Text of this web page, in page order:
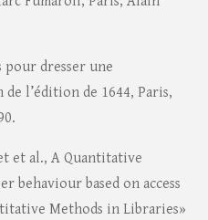
pour dresser une
l’édition de 1644, Paris,
et al., A Quantitative
behaviour based on access
Methods in Libraries»